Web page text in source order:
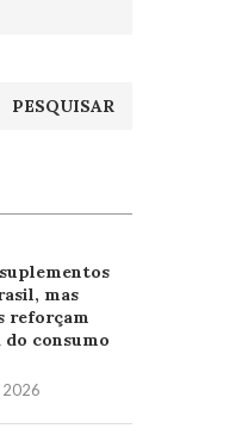
PESQUISAR
mas
reforçam
consumo
2026